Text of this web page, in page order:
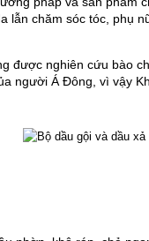
lẫn chăm sóc tóc, phụ
được nghiên cứu bào
người Á Đông, vì vậy